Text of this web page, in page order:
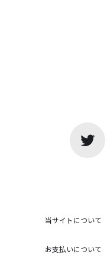
当サイトについて
お支払いについて